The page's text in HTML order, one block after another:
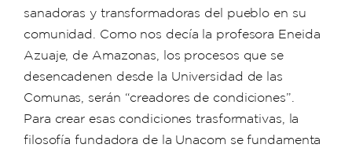
sanadoras y transformadoras del pueblo en su
comunidad. Como nos decía la profesora Eneida
Azuaje, de Amazonas, los procesos que se
desencadenen desde la Universidad de las
Comunas, serán “creadores de condiciones”.
Para crear esas condiciones trasformativas, la
filosofía fundadora de la Unacom se fundamenta